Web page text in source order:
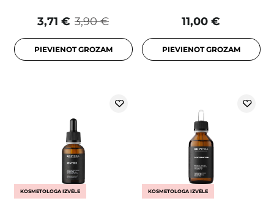
3,90 €
3,71 €
PIEVIENOT GROZAM
11,00 €
PIEVIENOT GROZAM
KOSMETOLOGA IZVĒLE KOSMETOLOGA IZVĒLE